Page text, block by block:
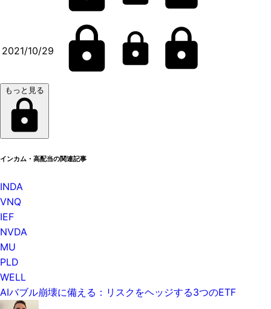
2021/10/29
もっと見る
インカム・高配当の関連記事
INDA
VNQ
IEF
NVDA
MU
PLD
WELL
AIバブル崩壊に備える：リスクをヘッジする3つのETF